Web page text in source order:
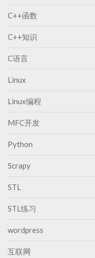
版
下
载
官
中
版
版
v
2
1
中
旗
版
载
C++函数
C++知识
C语言
Linux
Linux编程
MFC开发
Python
Scrapy
STL
STL练习
wordpress
互联网